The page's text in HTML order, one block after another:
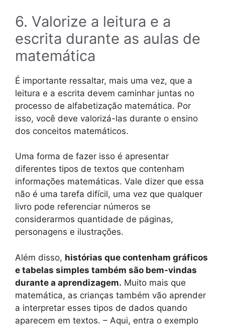
6. Valorize a leitura e a
escrita durante as aulas de
matemática
É importante ressaltar, mais uma vez, que a
leitura e a escrita devem caminhar juntas no
processo de alfabetização matemática. Por
isso, você deve valorizá-las durante o ensino
dos conceitos matemáticos.
Uma forma de fazer isso é apresentar
diferentes tipos de textos que contenham
informações matemáticas. Vale dizer que essa
não é uma tarefa difícil, uma vez que qualquer
livro pode referenciar números se
considerarmos quantidade de páginas,
personagens e ilustrações.
Além disso, histórias que contenham gráficos
e tabelas simples também são bem-vindas
durante a aprendizagem. Muito mais que
matemática, as crianças também vão aprender
a interpretar esses tipos de dados quando
aparecem em textos. – Aqui, entra o exemplo